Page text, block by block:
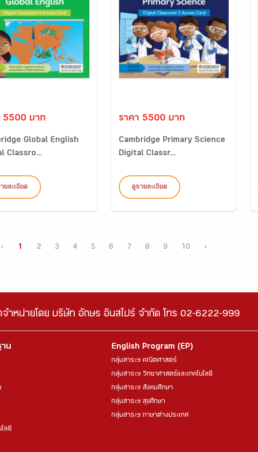
5500 บาท
Global English
Classro...
ยละเอียด
ราคา 5500 บาท
Cambridge Primary Science
Digital Classr...
ดูรายละเอียด
‹ 1 2 3 4 5 6 7 8 9 10 ›
จำหน่ายโดย บริษัท อักษร อินสไปร์ จำกัด โทร 02-6222-999
น
ลยี
English Program (EP)
กลุ่มสาระฯ คณิตศาสตร์
กลุ่มสาระฯ วิทยาศาสตร์และเทคโนโลยี
กลุ่มสาระฯ สังคมศึกษา
กลุ่มสาระฯ สุขศึกษา
กลุ่มสาระฯ ภาษาต่างประเทศ